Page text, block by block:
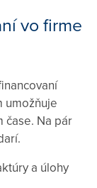
vo firme
umožňuje
čase. Na pár
a úlohy